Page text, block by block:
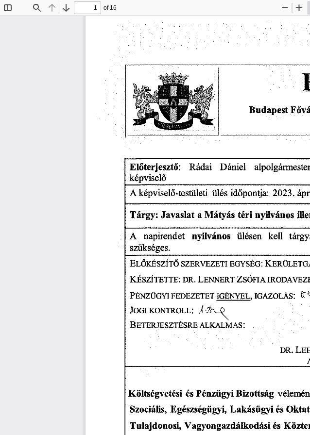
Find Previous
Next
of 16
Zoom
Budapest
Előterjesztő: Rádai Dániel
képviselő
A képviselő-testületi ülés időpontja: 2023.
Tárgy: Javaslat a Mátyás téri nyilvános
A napirendet nyilvános ülésen kell
szükséges.
Előkészítő szervezeti egység: K
KÉSZÍTETTE: DR. LENNERT ZSÓFIA
PÉNZÜGYI FEDEZETET IGÉNYEL, IGAZOLÁS:
Jogi kontroll:
Beterjesztésre alkalmas:
dr . L
Költségvetési és Pénzügyi Bizottság
Szociális, Egészségügyi, Lakásügyi és
Tulajdonosi, Vagyongazdálkodási és